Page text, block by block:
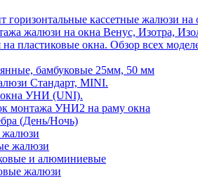
горизонтальные кассетные жалюзи на
жалюзи на окна Венус, Изотра,
пластиковые окна. Обзор всех
бамбуковые 25мм, 50 мм
Стандарт, MINI.
окна УНИ (UNI).
монтажа УНИ2 на раму окна
(День/Ночь)
жалюзи
жалюзи
и алюминиевые
жалюзи